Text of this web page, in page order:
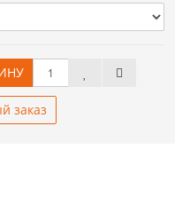
заказ